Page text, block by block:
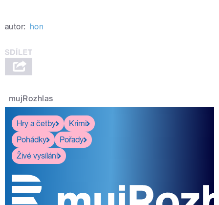
autor: hon
mujRozhlas
Hry a četby
Krimi
Pohádky
Pořady
Živé vysílání